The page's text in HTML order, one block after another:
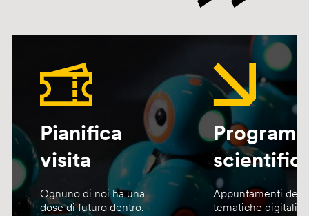
Pianifica
visita
Ognuno di noi ha una
dose di futuro dentro.
Appuntamenti
tematiche digitali,